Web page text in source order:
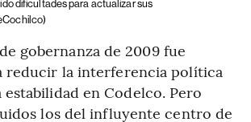
dificultades para actualizar sus
gobernanza de 2009 fue
reducir la interferencia política
en Codelco. Pero
los del influyente centro de